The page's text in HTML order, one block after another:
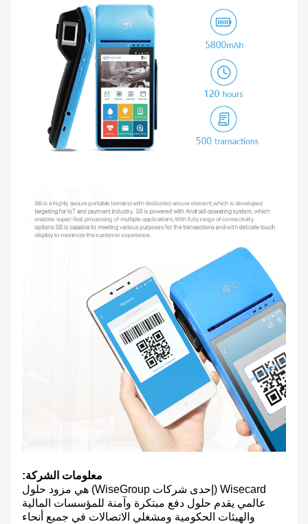
معلومات الشركة:
Wisecard (إحدى شركات WiseGroup) هي مزود حلول
عالمي يقدم حلول دفع مبتكرة وآمنة للمؤسسات المالية
والهيئات الحكومية ومشغلي الاتصالات في جميع أنحاء